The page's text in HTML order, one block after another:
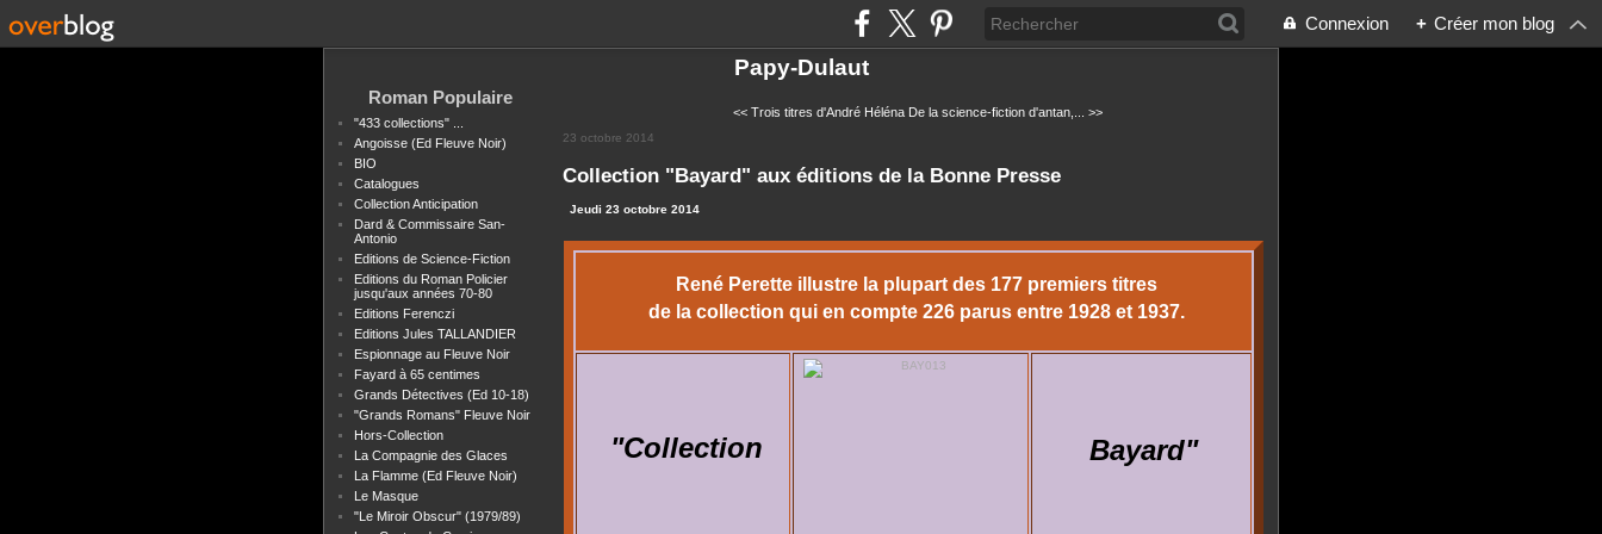
Connexion + Créer mon blog
Papy-Dulaut
Roman Populaire
"433 collections" ...
Angoisse (Ed Fleuve Noir)
BIO
Catalogues
Collection Anticipation
Dard & Commissaire San-
Antonio
Editions de Science-Fiction
Editions du Roman Policier
jusqu'aux années 70-80
Editions Ferenczi
Editions Jules TALLANDIER
Espionnage au Fleuve Noir
Fayard à 65 centimes
Grands Détectives (Ed 10-18)
"Grands Romans" Fleuve Noir
Hors-Collection
La Compagnie des Glaces
La Flamme (Ed Fleuve Noir)
Le Masque
"Le Miroir Obscur" (1979/89)
<< Trois titres d'André Héléna De la science-fiction d'antan,... >>
23 octobre 2014
Collection "Bayard" aux éditions de la Bonne Presse
Jeudi 23 octobre 2014
René Perette illustre la plupart des 177 premiers titres
de la collection qui en compte 226 parus entre 1928 et 1937.
"Collection Bayard"